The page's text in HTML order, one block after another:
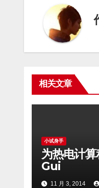
航
相关文章
小试身手
为热电计
Gui
11 月 3, 2014